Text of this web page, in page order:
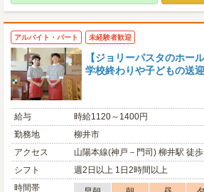
アルバイト・パート 未経験者歓迎
【ジョリーパスタのホー
学校終わりや子どもの送
給与
時給1120～1400円
勤務地
柳井市
アクセス
山陽本線(神戸－門司) 柳井駅 徒
シフト
週2日以上 1日2時間以上
時間帯